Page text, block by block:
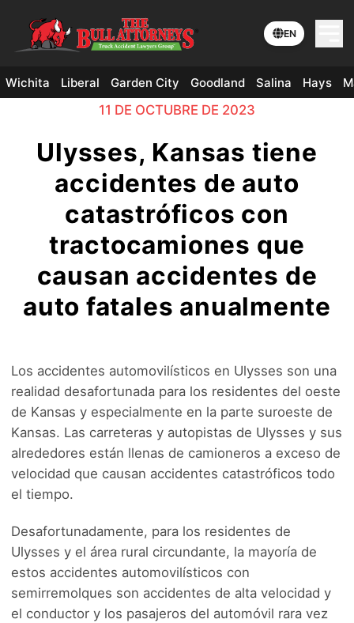
EN
Wichita Liberal Garden City Goodland Salina Hays
11 DE OCTUBRE DE 2023
Ulysses, Kansas tiene
accidentes de auto
catastróficos con
tractocamiones que
causan accidentes de
auto fatales anualmente
Los accidentes automovilísticos en Ulysses son una
realidad desafortunada para los residentes del oeste
de Kansas y especialmente en la parte suroeste de
Kansas. Las carreteras y autopistas de Ulysses y sus
alrededores están llenas de camioneros a exceso de
velocidad que causan accidentes catastróficos todo
el tiempo.
Desafortunadamente, para los residentes de
Ulysses y el área rural circundante, la mayoría de
estos accidentes automovilísticos con
semirremolques son accidentes de alta velocidad y
el conductor y los pasajeros del automóvil rara vez